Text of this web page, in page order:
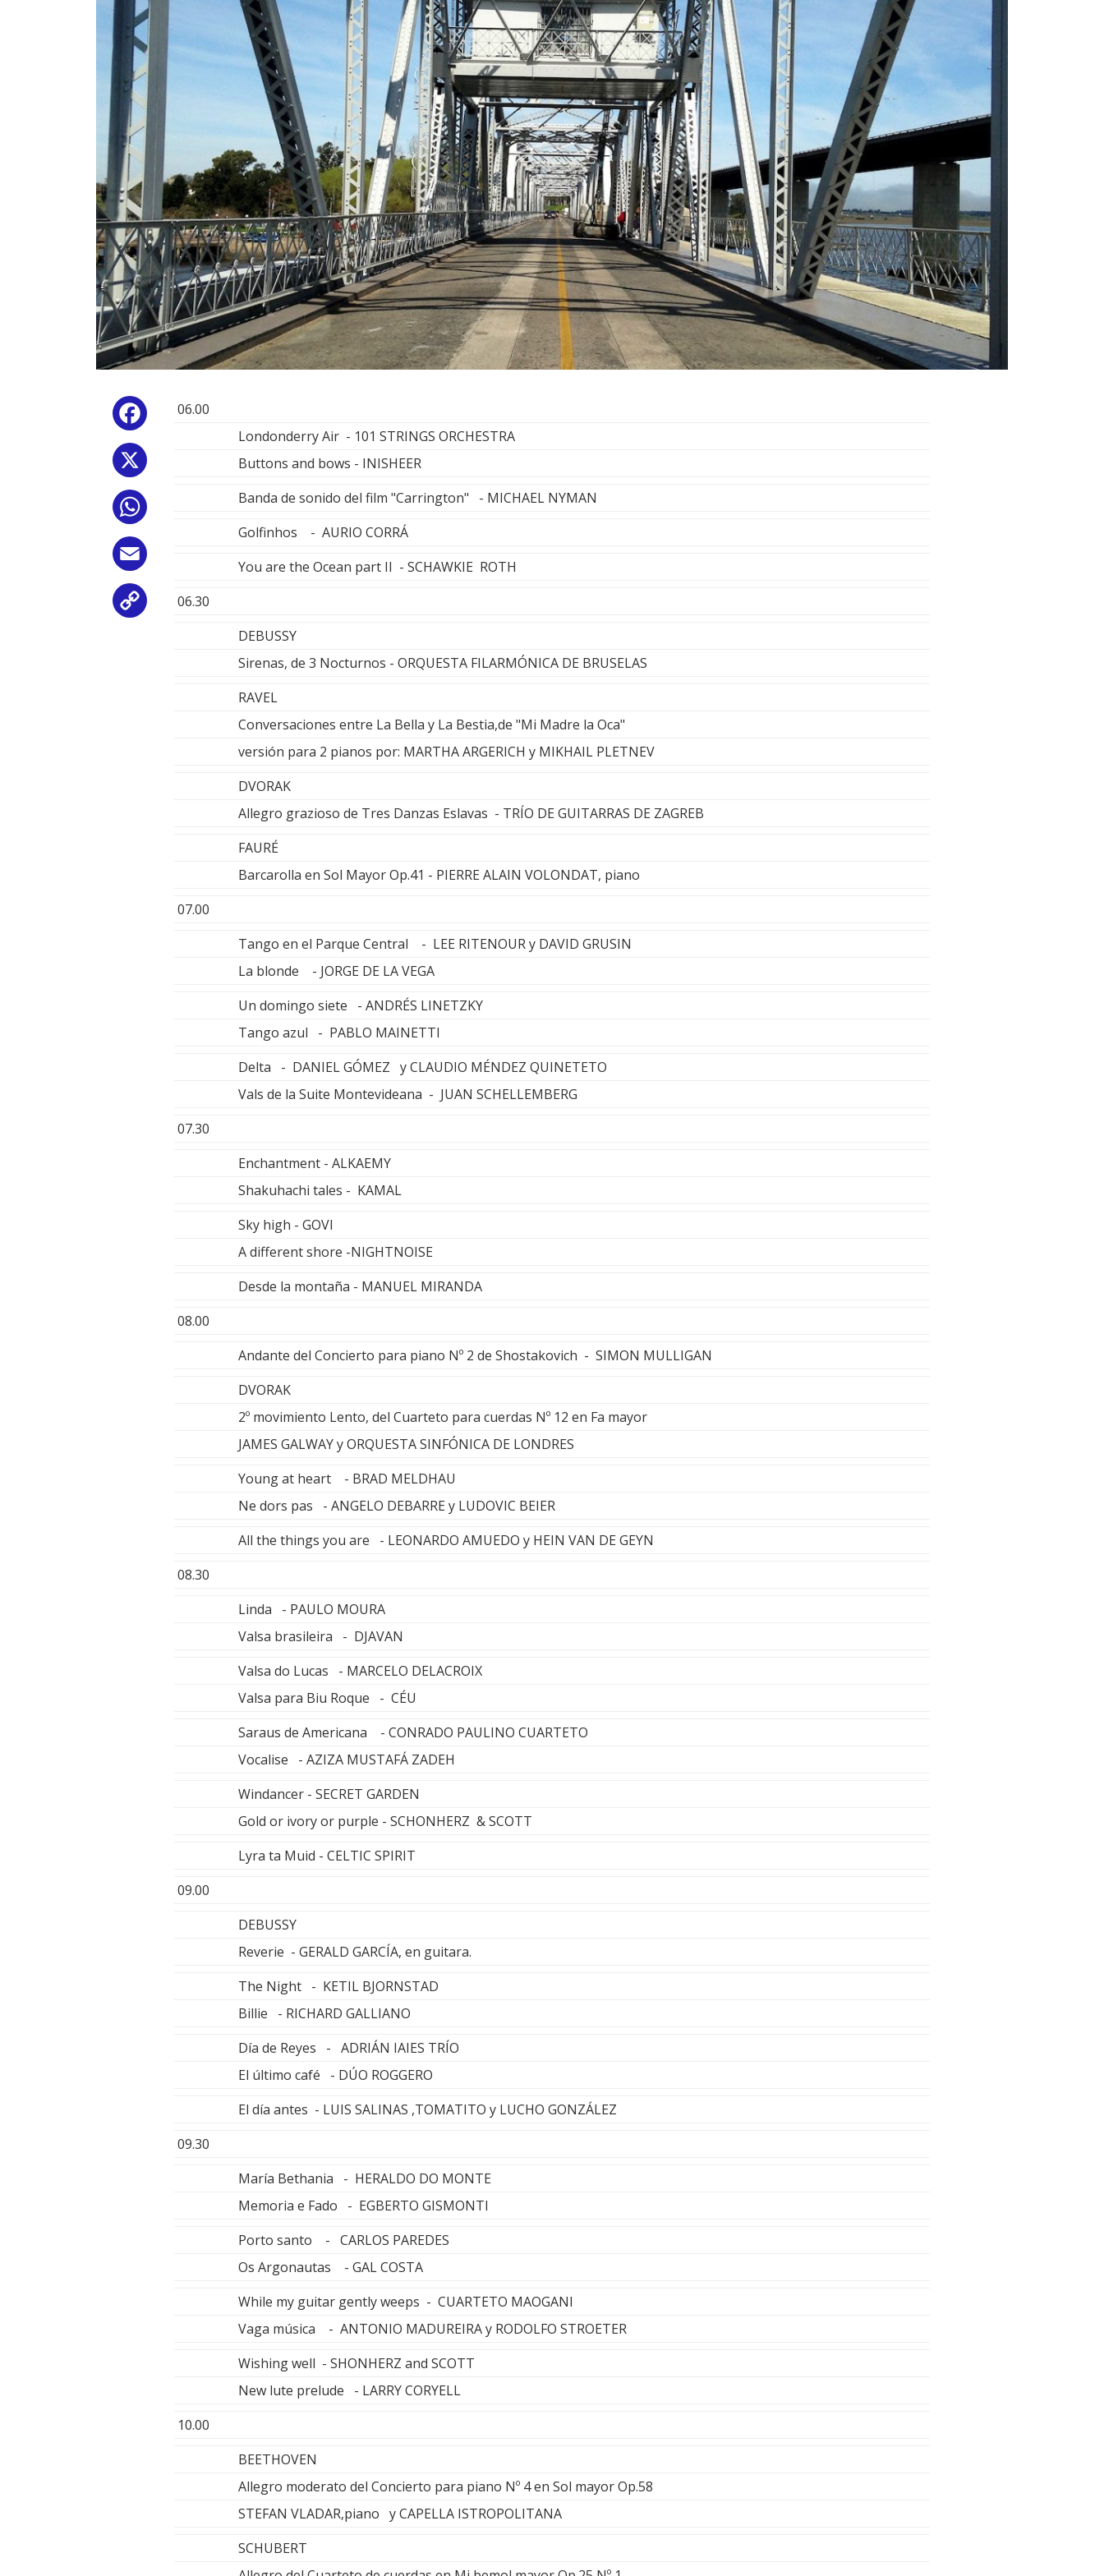
Facebook
Copy
06.00
Londonderry Air - 101 STRINGS ORCHESTRA
Buttons and bows - INISHEER
Banda de sonido del film "Carrington" - MICHAEL NYMAN
Golfinhos - AURIO CORRÁ
You are the Ocean part II - SCHAWKIE ROTH
06.30
DEBUSSY
Sirenas, de 3 Nocturnos - ORQUESTA FILARMÓNICA DE BRUSELAS
RAVEL
Conversaciones entre La Bella y La Bestia,de "Mi Madre la Oca"
versión para 2 pianos por: MARTHA ARGERICH y MIKHAIL PLETNEV
DVORAK
Allegro grazioso de Tres Danzas Eslavas - TRÍO DE GUITARRAS DE ZAGREB
FAURÉ
Barcarolla en Sol Mayor Op.41 - PIERRE ALAIN VOLONDAT, piano
07.00
Tango en el Parque Central - LEE RITENOUR y DAVID GRUSIN
La blonde - JORGE DE LA VEGA
Un domingo siete - ANDRÉS LINETZKY
Tango azul - PABLO MAINETTI
Delta - DANIEL GÓMEZ y CLAUDIO MÉNDEZ QUINETETO
Vals de la Suite Montevideana - JUAN SCHELLEMBERG
07.30
Enchantment - ALKAEMY
Shakuhachi tales - KAMAL
Sky high - GOVI
A different shore -NIGHTNOISE
Desde la montaña - MANUEL MIRANDA
08.00
Andante del Concierto para piano Nº 2 de Shostakovich - SIMON MULLIGAN
DVORAK
2º movimiento Lento, del Cuarteto para cuerdas Nº 12 en Fa mayor
JAMES GALWAY y ORQUESTA SINFÓNICA DE LONDRES
Young at heart - BRAD MELDHAU
Ne dors pas - ANGELO DEBARRE y LUDOVIC BEIER
All the things you are - LEONARDO AMUEDO y HEIN VAN DE GEYN
08.30
Linda - PAULO MOURA
Valsa brasileira - DJAVAN
Valsa do Lucas - MARCELO DELACROIX
Valsa para Biu Roque - CÉU
Saraus de Americana - CONRADO PAULINO CUARTETO
Vocalise - AZIZA MUSTAFÁ ZADEH
Windancer - SECRET GARDEN
Gold or ivory or purple - SCHONHERZ & SCOTT
Lyra ta Muid - CELTIC SPIRIT
09.00
DEBUSSY
Reverie - GERALD GARCÍA, en guitara.
The Night - KETIL BJORNSTAD
Billie - RICHARD GALLIANO
Día de Reyes - ADRIÁN IAIES TRÍO
El último café - DÚO ROGGERO
El día antes - LUIS SALINAS ,TOMATITO y LUCHO GONZÁLEZ
09.30
María Bethania - HERALDO DO MONTE
Memoria e Fado - EGBERTO GISMONTI
Porto santo - CARLOS PAREDES
Os Argonautas - GAL COSTA
While my guitar gently weeps - CUARTETO MAOGANI
Vaga música - ANTONIO MADUREIRA y RODOLFO STROETER
Wishing well - SHONHERZ and SCOTT
New lute prelude - LARRY CORYELL
10.00
BEETHOVEN
Allegro moderato del Concierto para piano Nº 4 en Sol mayor Op.58
STEFAN VLADAR,piano y CAPELLA ISTROPOLITANA
SCHUBERT